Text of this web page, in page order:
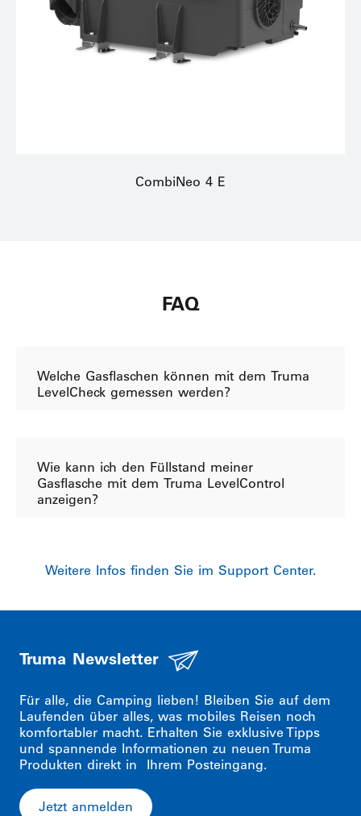
CombiNeo 4 E
FAQ
Welche Gasflaschen können mit dem Truma
LevelCheck gemessen werden?
Wie kann ich den Füllstand meiner
Gasflasche mit dem Truma LevelControl
anzeigen?
Weitere Infos finden Sie im Support Center.
Truma Newsletter
Für alle, die Camping lieben! Bleiben Sie auf dem
Laufenden über alles, was mobiles Reisen noch
komfortabler macht. Erhalten Sie exklusive Tipps
und spannende Informationen zu neuen Truma
Produkten direkt in Ihrem Posteingang.
Jetzt anmelden